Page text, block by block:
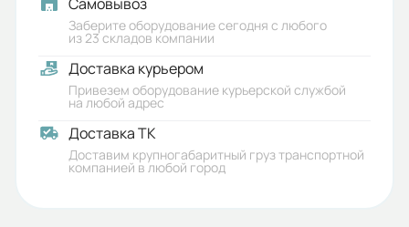
Комплект защиты по минимальному
напряжению:
U0
Комплект обогрева привода:
T0
Тип исполнения изоляционных
Заберите оборудование сегодня с любого
из 23 складов компании
Доставка курьером
Привезем оборудование курьерской службой
на любой адрес
Доставка ТК
Доставим крупногабаритный груз транспортной
компанией в любой город